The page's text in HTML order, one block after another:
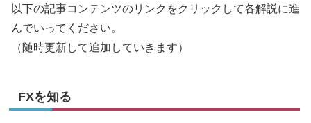
以下の記事コンテンツのリンクをクリックして各解説に進
んでいってください。
（随時更新して追加していきます）
FXを知る